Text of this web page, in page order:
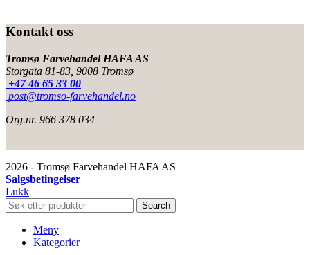
Kontakt oss
Tromsø Farvehandel HAFA AS
Storgata 81-83, 9008 Tromsø
+47 46 65 33 00
post@tromso-farvehandel.no
Org.nr. 966 378 034
2026 - Tromsø Farvehandel HAFA AS
Salgsbetingelser
Lukk
Search
Meny
Kategorier